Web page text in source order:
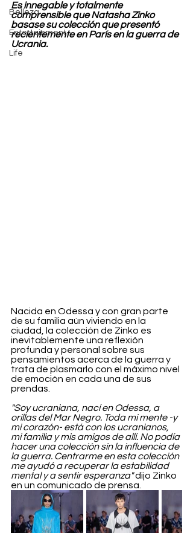
Belleza
Entertainment
Life
Es innegable y totalmente
comprensible que Natasha Zinko
basase su colección que presentó
recientemente en París en la guerra de
Ucrania.
Nacida en Odessa y con gran parte
de su familia aún viviendo en la
ciudad, la colección de Zinko es
inevitablemente una reflexión
profunda y personal sobre sus
pensamientos acerca de la guerra y
trata de plasmarlo con el máximo nivel
de emoción en cada una de sus
prendas.
"Soy ucraniana, nací en Odessa, a
orillas del Mar Negro. Toda mi mente -y
mi corazón- está con los ucranianos,
mi familia y mis amigos de allí. No podía
hacer una colección sin la influencia de
la guerra. Centrarme en esta colección
me ayudó a recuperar la estabilidad
mental y a sentir esperanza" dijo Zinko
en un comunicado de prensa.